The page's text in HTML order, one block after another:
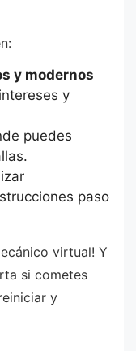
y modernos
y
puedes
paso
virtual! Y
si cometes
y